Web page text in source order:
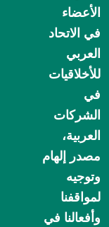
الأعضاء
في الاتحاد
العربي
للأخلاقيات
في
الشركات
العربية،
مصدر إلهام
وتوجيه
لمواقفنا
وأفعالنا في